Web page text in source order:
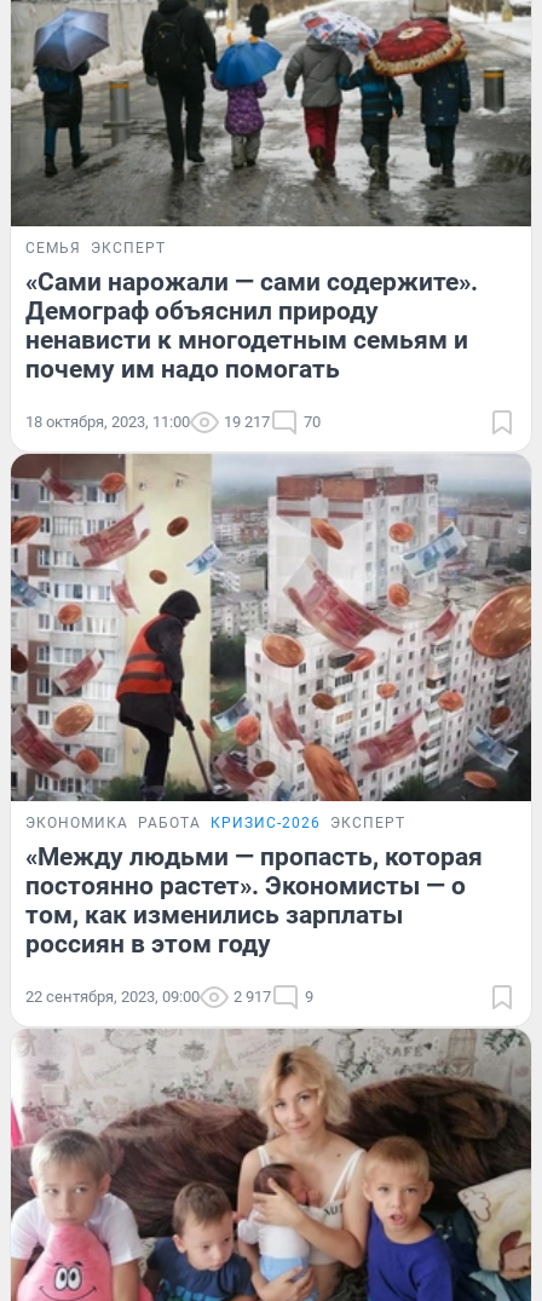
СЕМЬЯ ЭКСПЕРТ
«Сами нарожали — сами содержите».
Демограф объяснил природу
ненависти к многодетным семьям и
почему им надо помогать
18 октября, 2023, 11:00 19 217 70
ЭКОНОМИКА РАБОТА КРИЗИС-2026 ЭКСПЕРТ
«Между людьми — пропасть, которая
постоянно растет». Экономисты — о
том, как изменились зарплаты
россиян в этом году
22 сентября, 2023, 09:00 2 917 9